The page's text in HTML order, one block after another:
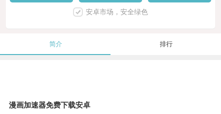
安卓市场，安全绿色
简介 排行
漫画加速器免费下载安卓